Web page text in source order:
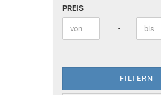
PREIS
Preis bis -
FILTERN